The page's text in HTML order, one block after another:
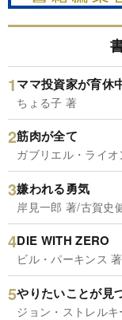
ママ投資家が育休
ちょる子 著
筋肉が全て
ガブリエル・ライ
嫌われる勇気
岸見一郎 著/古賀史
DIE WITH ZERO
ビル・パーキンス
やりたいことが見
ジョン・ストレル